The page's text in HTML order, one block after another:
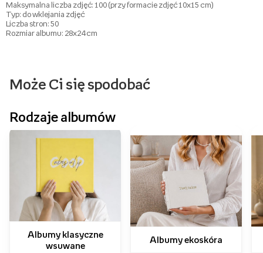
Maksymalna liczba zdjęć: 100 (przy formacie zdjęć 10x15 cm)
Typ: do wklejania zdjęć
Liczba stron: 50
Rozmiar albumu: 28x24 cm
Może Ci się spodobać
Rodzaje albumów
Albumy klasyczne